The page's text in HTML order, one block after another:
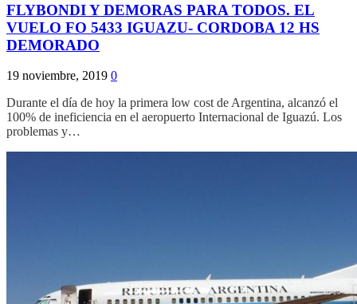
FLYBONDI Y DEMORAS PARA TODOS. EL
VUELO FO 5433 IGUAZU- CORDOBA 12 HS
DEMORADO
19 noviembre, 2019 0
Durante el día de hoy la primera low cost de Argentina, alcanzó el
100% de ineficiencia en el aeropuerto Internacional de Iguazú. Los
problemas y…